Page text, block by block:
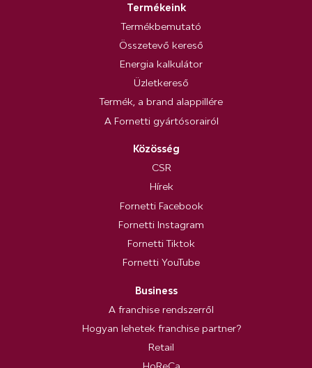
Termékeink
Termékbemutató
Összetevő kereső
Energia kalkulátor
Üzletkereső
Termék, a brand alappillére
A Fornetti gyártósorairól
Közösség
CSR
Hírek
Fornetti Facebook
Fornetti Instagram
Fornetti Tiktok
Fornetti YouTube
Business
A franchise rendszerről
Hogyan lehetek franchise partner?
Retail